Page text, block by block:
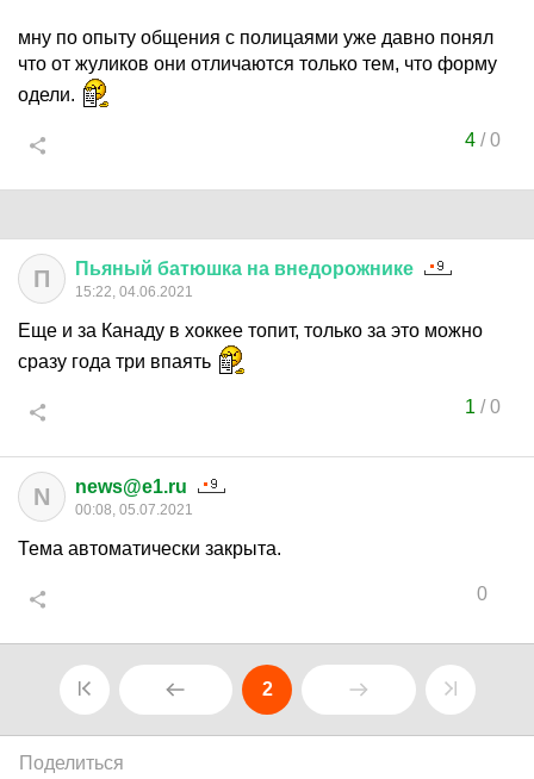
мну по опыту общения с полицаями уже давно понял
что от жуликов они отличаются только тем, что форму
одели.
4/0
П Пьяный батюшка на внедорожнике
15:22, 04.06.2021
Еще и за Канаду в хоккее топит, только за это можно
сразу года три впаять
1 /0
N news@e1.ru
00:08, 05.07.2021
Тема автоматически закрыта.
0
2
Поделиться